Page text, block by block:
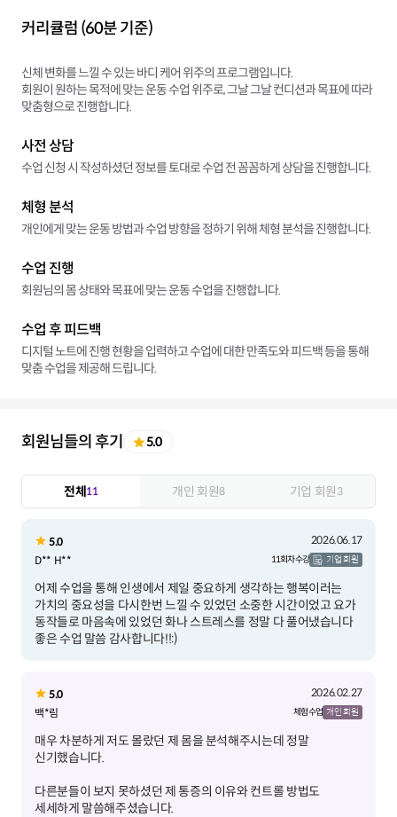
커리큘럼 (60분 기준)
신체 변화를 느낄 수 있는 바디 케어 위주의 프로그램입니다.
회원이 원하는 목적에 맞는 운동 수업 위주로, 그날 그날 컨디션과 목표에 따라
맞춤형으로 진행합니다.
사전 상담
수업 신청 시 작성하셨던 정보를 토대로 수업 전 꼼꼼하게 상담을 진행합니다.
체형 분석
개인에게 맞는 운동 방법과 수업 방향을 정하기 위해 체형 분석을 진행합니다.
수업 진행
회원님의 몸 상태와 목표에 맞는 운동 수업을 진행합니다.
수업 후 피드백
디지털 노트에 진행 현황을 입력하고 수업에 대한 만족도와 피드백 등을 통해
맞춤 수업을 제공해 드립니다.
회원님들의 후기 5.0
전체11 개인 회원8 기업 회원 3
5.0
2026.06.17
D** H**
11회차 수강 기업 회원
어제 수업을 통해 인생에서 제일 중요하게 생각하는 행복이러는
가치의 중요성을 다시한번 느낄 수 있었던 소중한 시간이었고 요가
동작들로 마음속에 있었던 화나 스트레스를 정말 다 풀어냈습니다
좋은 수업 말씀 감사합니다!!:)
5.0
2026.02.27
백*림
체험 수업 개인 회원
매우 차분하게 저도 몰랐던 제 몸을 분석해주시는데 정말
다른분들이 보지 못하셨던 제 통증의 이유와 컨트롤 방법도